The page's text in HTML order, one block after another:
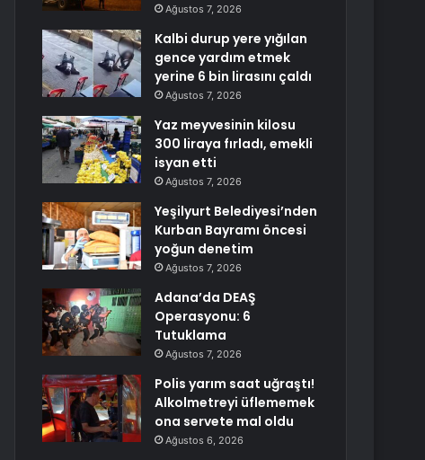
Ağustos 7, 2026
Kalbi durup yere yığılan
gence yardım etmek
yerine 6 bin lirasını çaldı
Ağustos 7, 2026
Yaz meyvesinin kilosu
300 liraya fırladı, emekli
isyan etti
Ağustos 7, 2026
Yeşilyurt Belediyesi’nden
Kurban Bayramı öncesi
yoğun denetim
Ağustos 7, 2026
Adana’da DEAŞ
Operasyonu: 6
Tutuklama
Ağustos 7, 2026
Polis yarım saat uğraştı!
Alkolmetreyi üflememek
ona servete mal oldu
Ağustos 6, 2026